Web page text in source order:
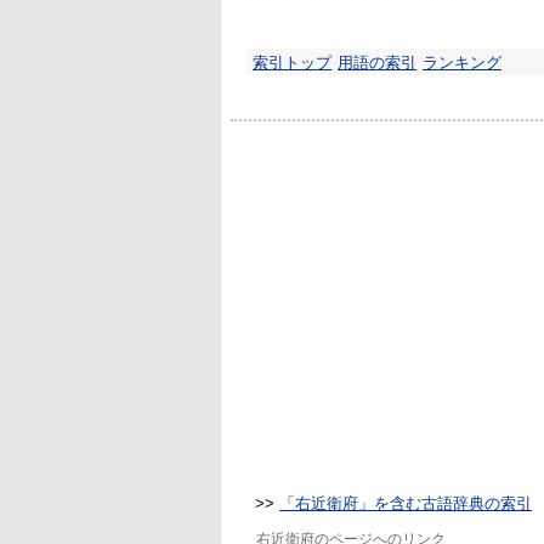
索引トップ 用語の索引 ランキング
>> 「右近衛府」を含む古語辞典の索引
右近衛府のページへのリンク